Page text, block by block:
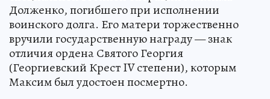
Долженко, погибшего при исполнении
воинского долга. Его матери торжественно
вручили государственную награду — знак
отличия ордена Святого Георгия
(Георгиевский Крест IV степени), которым
Максим был удостоен посмертно.